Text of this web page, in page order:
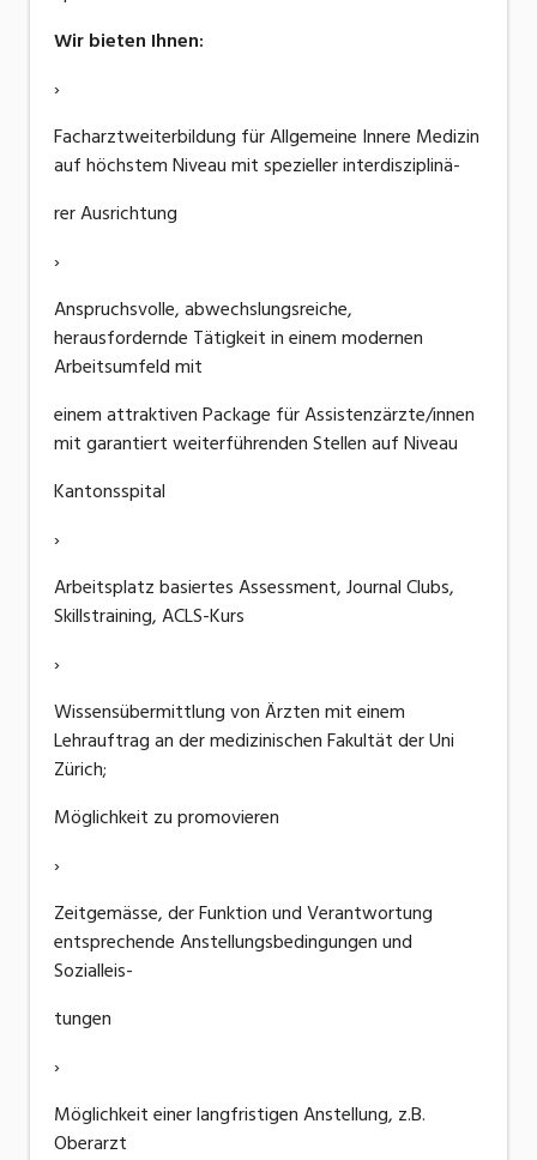
Wir bieten Ihnen:
›
Facharztweiterbildung für Allgemeine Innere Medizin
auf höchstem Niveau mit spezieller interdisziplinä-
rer Ausrichtung
›
Anspruchsvolle, abwechslungsreiche,
herausfordernde Tätigkeit in einem modernen
Arbeitsumfeld mit
einem attraktiven Package für Assistenzärzte/innen
mit garantiert weiterführenden Stellen auf Niveau
Kantonsspital
›
Arbeitsplatz basiertes Assessment, Journal Clubs,
Skillstraining, ACLS-Kurs
›
Wissensübermittlung von Ärzten mit einem
Lehrauftrag an der medizinischen Fakultät der Uni
Zürich;
Möglichkeit zu promovieren
›
Zeitgemässe, der Funktion und Verantwortung
entsprechende Anstellungsbedingungen und
Sozialleis-
tungen
›
Möglichkeit einer langfristigen Anstellung, z.B.
Oberarzt